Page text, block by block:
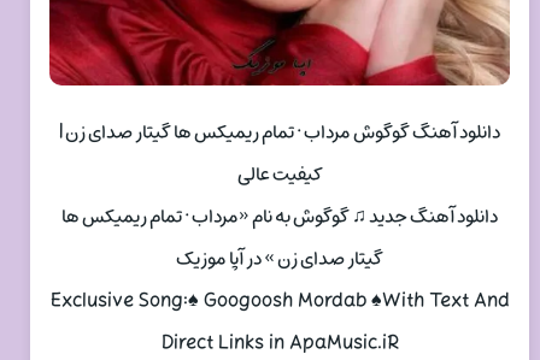
دانلود آهنگ گوگوش مرداب · تمام ریمیکس ها گیتار صدای زن |
کیفیت عالی
دانلود آهنگ جدید ♫ گوگوش به نام «مرداب · تمام ریمیکس ها
گیتار صدای زن » در آپا موزیک
Exclusive Song:♠ Googoosh Mordab ♠With Text And
Direct Links in ApaMusic.iR